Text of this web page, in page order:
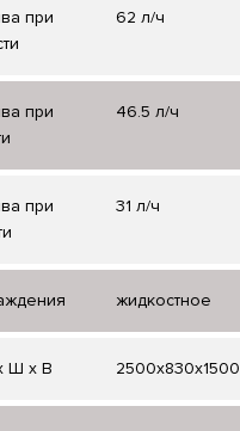
при
62 л/ч
при
46.5 л/ч
при
31 л/ч
жидкостное
Ш x В 2500x830x1500